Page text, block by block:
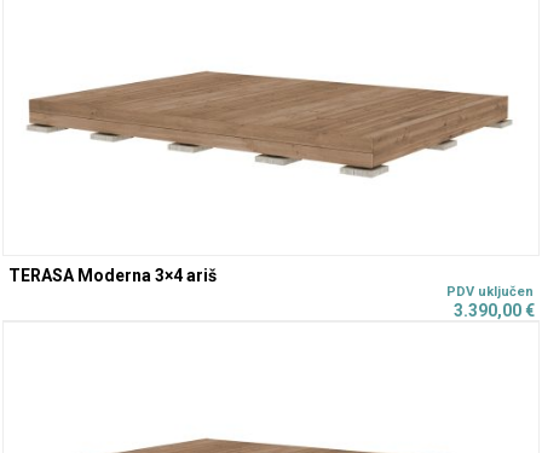
TERASA Moderna 3×4 ariš
3.390,00€